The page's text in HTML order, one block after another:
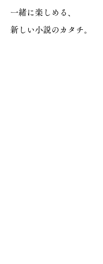
一緒に 楽しめる、
新しい小説のカタチ。